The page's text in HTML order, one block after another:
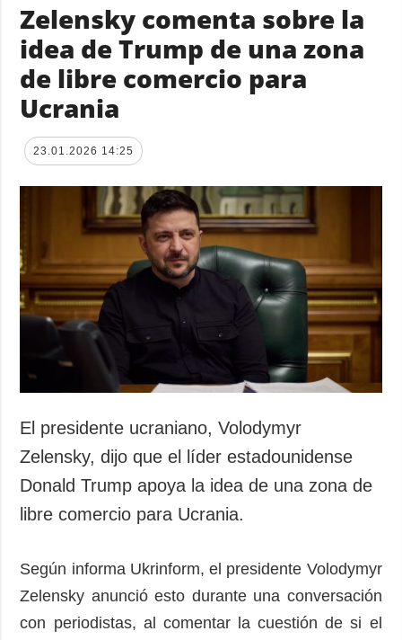
Zelensky comenta sobre la
idea de Trump de una zona
de libre comercio para
Ucrania
23.01.2026 14:25
El presidente ucraniano, Volodymyr
Zelensky, dijo que el líder estadounidense
Donald Trump apoya la idea de una zona de
libre comercio para Ucrania.
Según informa Ukrinform, el presidente Volodymyr
Zelensky anunció esto durante una conversación
con periodistas, al comentar la cuestión de si el